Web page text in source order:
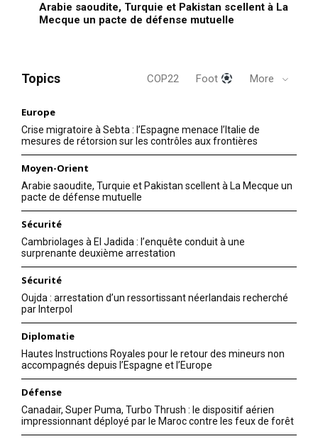
Arabie saoudite, Turquie et Pakistan scellent à La
Mecque un pacte de défense mutuelle
Topics COP22 Foot More
Europe
Crise migratoire à Sebta : l’Espagne menace l’Italie de
mesures de rétorsion sur les contrôles aux frontières
Moyen-Orient
Arabie saoudite, Turquie et Pakistan scellent à La Mecque un
pacte de défense mutuelle
Sécurité
Cambriolages à El Jadida : l’enquête conduit à une
surprenante deuxième arrestation
Sécurité
Oujda : arrestation d’un ressortissant néerlandais recherché
par Interpol
Diplomatie
Hautes Instructions Royales pour le retour des mineurs non
accompagnés depuis l’Espagne et l’Europe
Défense
Canadair, Super Puma, Turbo Thrush : le dispositif aérien
impressionnant déployé par le Maroc contre les feux de forêt